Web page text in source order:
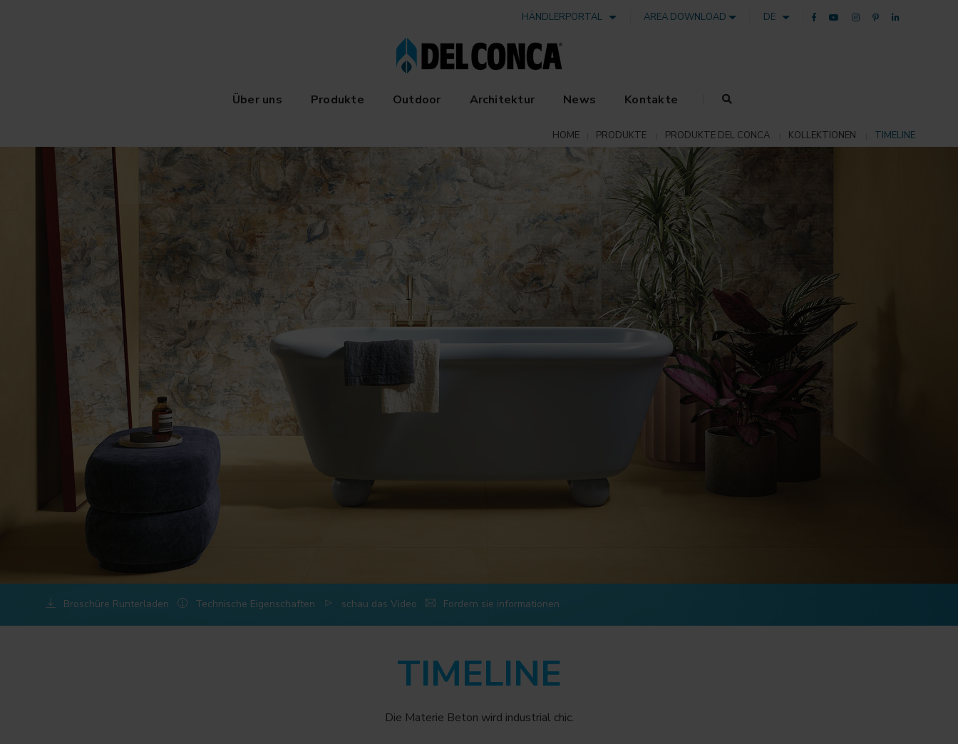
HÄNDLERPORTAL AREA DOWNLOAD DE
Über uns Produkte Outdoor Architektur News Kontakte
HOME PRODUKTE PRODUKTE DEL CONCA KOLLEKTIONEN TIMELINE
Broschüre Runterladen Technische Eigenschaften schau das Video Fordern sie informationen
TIMELINE
Die Materie Beton wird industrial chic.